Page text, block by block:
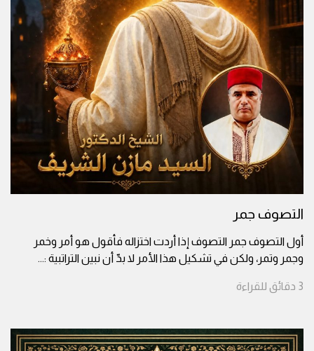
التصوف جمر
أول التصوف جمر التصوف إذا أردت اختزاله فأقول هو أمر وخمر
وجمر وتمر، ولكن في تشكيل هذا الأمر لا بدّ أن نبين التراتبية :...
3 دقائق للقراءة